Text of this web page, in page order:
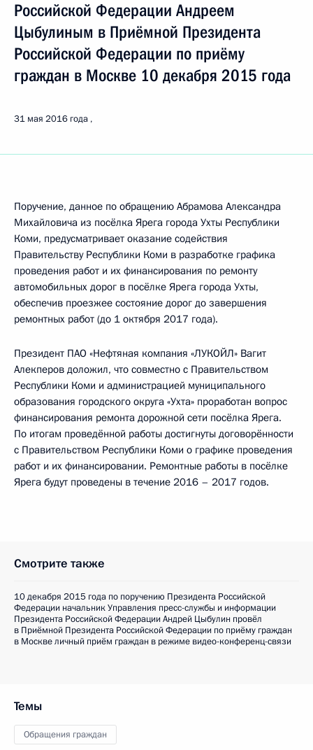
Российской Федерации Андреем
Цыбулиным в Приёмной Президента
Российской Федерации по приёму
граждан в Москве 10 декабря 2015 года
31 мая 2016 года
Поручение, данное по обращению Абрамова Александра
Михайловича из посёлка Ярега города Ухты Республики
Коми, предусматривает оказание содействия
Правительству Республики Коми в разработке графика
проведения работ и их финансирования по ремонту
автомобильных дорог в посёлке Ярега города Ухты,
обеспечив проезжее состояние дорог до завершения
ремонтных работ (до 1 октября 2017 года).
Президент ПАО «Нефтяная компания «ЛУКОЙЛ» Вагит
Алекперов доложил, что совместно с Правительством
Республики Коми и администрацией муниципального
образования городского округа «Ухта» проработан вопрос
финансирования ремонта дорожной сети посёлка Ярега.
По итогам проведённой работы достигнуты договорённости
с Правительством Республики Коми о графике проведения
работ и их финансировании. Ремонтные работы в посёлке
Ярега будут проведены в течение 2016 – 2017 годов.
Смотрите также
10 декабря 2015 года по поручению Президента Российской
Федерации начальник Управления пресс-службы и информации
Президента Российской Федерации Андрей Цыбулин провёл
в Приёмной Президента Российской Федерации по приёму граждан
в Москве личный приём граждан в режиме видео-конференц-связи
Темы
Обращения граждан